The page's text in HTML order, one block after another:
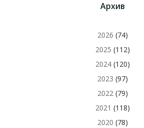
Архив
2026 (74)
2025 (112)
2024(120)
2023 (97)
2022(79)
2021 (118)
2020 (78)